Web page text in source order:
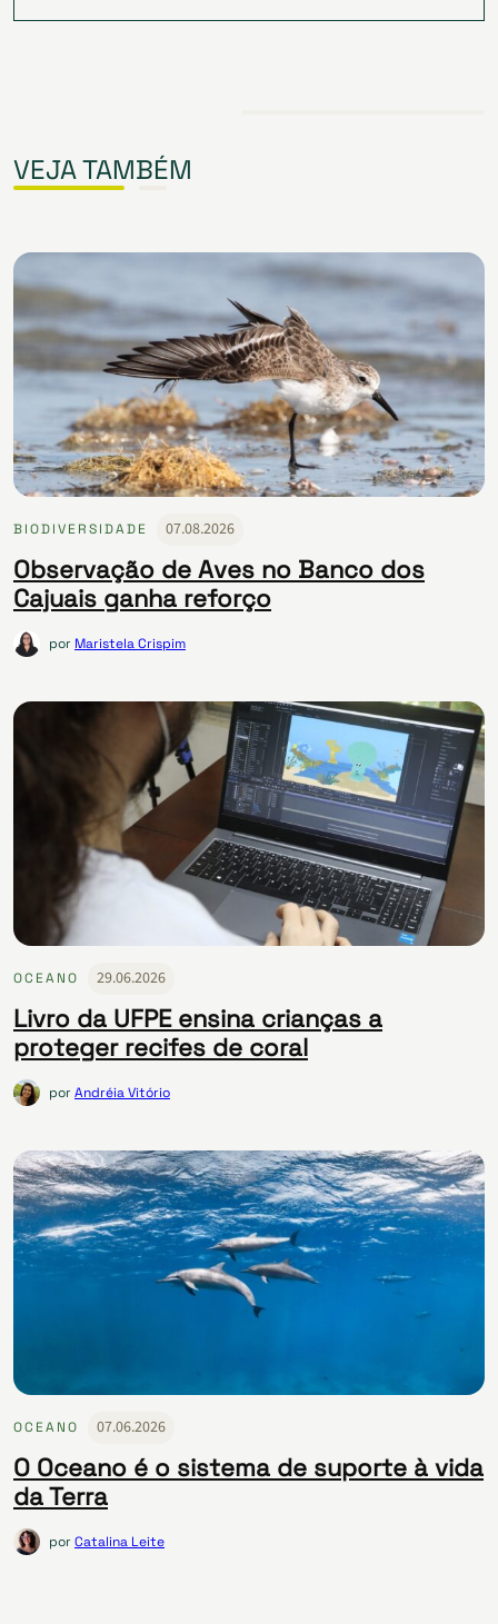
VEJA TAMBÉM
BIODIVERSIDADE 07.08.2026
Observação de Aves no Banco dos
Cajuais ganha reforço
por Maristela Crispim
OCEANO 29.06.2026
Livro da UFPE ensina crianças a
proteger recifes de coral
porAndréia Vitório
OCEANO 07.06.2026
O Oceano é o sistema de suporte à vida
da Terra
porCatalina Leite